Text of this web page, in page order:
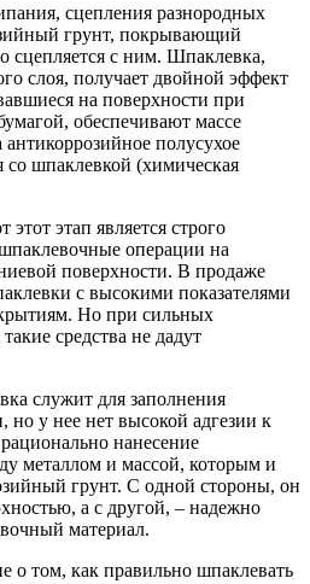
сцепления разнородных
грунт, покрывающий
сцепляется с ним. Шпаклевка,
слоя, получает двойной эффект
на поверхности при
обеспечивают массе
полусухое
со шпаклевкой (химическая
этап является строго
операции на
поверхности. В продаже
с высокими показателями
Но при сильных
средства не дадут
служит для заполнения
у нее нет высокой адгезии к
нанесение
металлом и массой, которым и
грунт. С одной стороны, он
а с другой, – надежно
материал.
о том, как правильно шпаклевать